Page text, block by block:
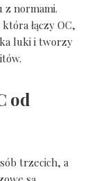
z normami.
łączy OC,
luki i tworzy
od
trzecich, a